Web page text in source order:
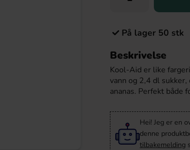
Lakritz
Tupla Double Layer Liquorice 48g
19.90 kr
På lager 50 stk
Beskrivelse
Kool-Aid er like
vann og 2,4 dl
ananas. Perfekt både
Hei! Jeg er en
denne
tilbakemelding